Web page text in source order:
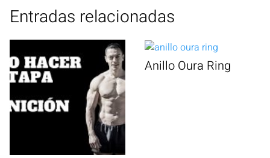
Entradas relacionadas
Anillo Oura Ring